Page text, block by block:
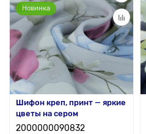
Новинка
Шифон креп, принт — яркие
цветы на сером
2000000090832